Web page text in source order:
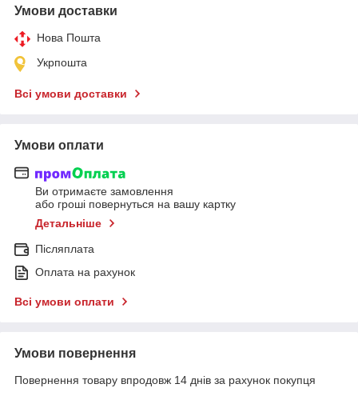
Умови доставки
Нова Пошта
Укрпошта
Всі умови доставки
Умови оплати
Ви отримаєте замовлення
або гроші повернуться на вашу картку
Детальніше
Післяплата
Оплата на рахунок
Всі умови оплати
Умови повернення
Повернення товару впродовж 14 днів за рахунок покупця